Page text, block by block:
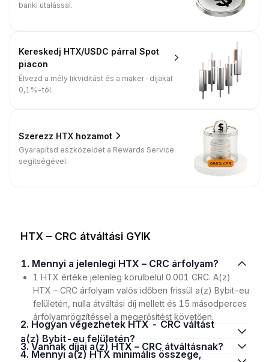
banki utalással.
Kereskedj HTX/USDC párral Spot
piacon
Élvezd a mély likviditást és a maker-díjakat
0,1%-tól.
Szerezz HTX hozamot
Gyarapítsd eszközeidet a Rewards Service
segítségével.
HTX – CRC átváltási GYIK
1. Mennyi a jelenlegi HTX – CRC árfolyam?
1 HTX értéke jelenleg körülbelül 0.001 CRC. A(z)
HTX – CRC árfolyam valós időben frissül a(z) Bybit-eu
felületén, nulla átváltási díj mellett és 15 másodperces
árfolyamrögzítéssel a megerősítést követően.
2. Hogyan végezhetek HTX - CRC váltást
a(z) Bybit-eu felületén?
3. Vannak díjai a(z) HTX – CRC átváltásnak?
4. Mennyi a(z) HTX minimális összege,